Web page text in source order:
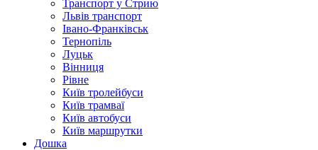
Транспорт у Стрию
Львів транспорт
Івано-Франківськ
Тернопіль
Луцьк
Вінниця
Рівне
Київ тролейбуси
Київ трамваї
Київ автобуси
Київ маршрутки
Дошка